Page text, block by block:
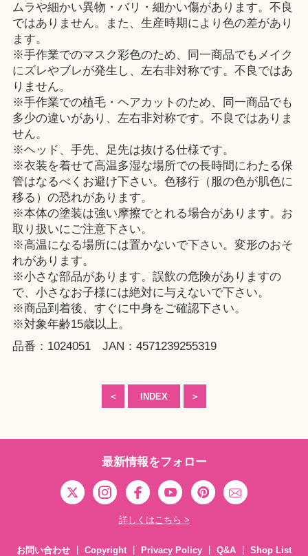
ムラや細かい異物・バリ・細かい傷があります。不良
ではありません。また、生産時期により色の差があり
ます。
※手作業でのマスク彩色のため、同一商品でもメイク
にズレやブレが発生し、左右非対称です。不良ではあ
りません。
※手作業での植毛・ヘアカットのため、同一商品でも
多少の違いがあり、左右非対称です。不良ではありま
せん。
※ヘッド、手先、足先は抜ける仕様です。
※衣装を着せて高温多湿な場所での長時間にわたる保
管はなるべくお避け下さい。色移行（服の色が肌色に
移る）の恐れがあります。
※本体の塗装は強い摩擦でとれる場合があります。お
取り扱いにご注意下さい。
※高温になる場所には置かないで下さい。変形のおそ
れがあります。
※小さな部品があります。誤飲の危険がありますの
で、小さなお子様には絶対に与えないで下さい。
※商品到着後、すぐに中身をご確認下さい。
※対象年齢15歳以上。
品番：1024051 JAN：4571239255319
＜ INDEX ＞
最新情報をフォロー
詳しくはこちら >
お問い合わせ Copyright Privacy Policy Q&A Shop List